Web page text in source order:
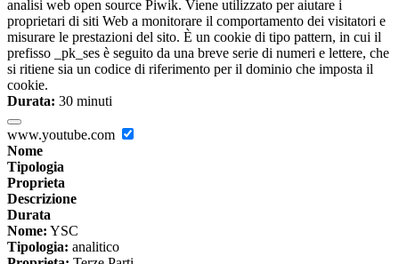
analisi web open source Piwik. Viene utilizzato per aiutare i
proprietari di siti Web a monitorare il comportamento dei visitatori e
misurare le prestazioni del sito. È un cookie di tipo pattern, in cui il
prefisso _pk_ses è seguito da una breve serie di numeri e lettere, che
si ritiene sia un codice di riferimento per il dominio che imposta il
cookie.
Durata: 30 minuti
www.youtube.com
Nome
Tipologia
Proprieta
Descrizione
Durata
Nome: YSC
Tipologia: analitico